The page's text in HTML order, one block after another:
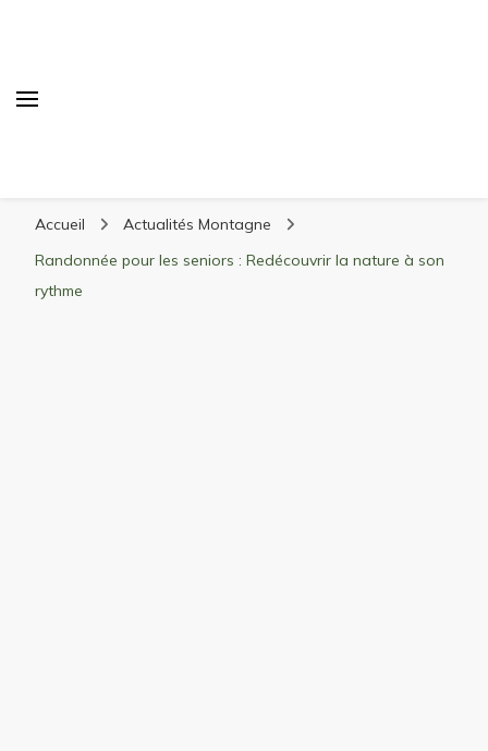
matériel, stations de ski
Accueil
Actualités Montagne
Randonnée pour les seniors : Redécouvrir la nature à son
rythme